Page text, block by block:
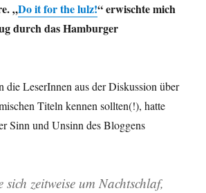
„Do it for the lulz!“ erwischte mich
durch das Hamburger
die LeserInnen aus der Diskussion über
Titeln kennen sollten(!), hatte
Sinn und Unsinn des Bloggens
zeitweise um Nachtschlaf,